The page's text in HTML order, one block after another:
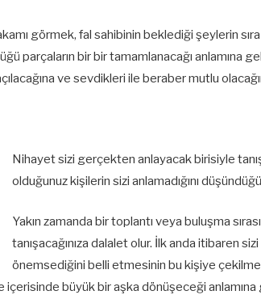
görmek, fal sahibinin beklediği şeylerin
parçaların bir bir tamamlanacağı anlamına
açılacağına ve sevdikleri ile beraber mutlu
Nihayet sizi gerçekten anlayacak birisiyle
olduğunuz kişilerin sizi anlamadığını
Yakın zamanda bir toplantı veya buluşma
tanışacağınıza dalalet olur. İlk anda itibaren
önemsediğini belli etmesinin bu kişiye
içerisinde büyük bir aşka dönüşeceği anlamına